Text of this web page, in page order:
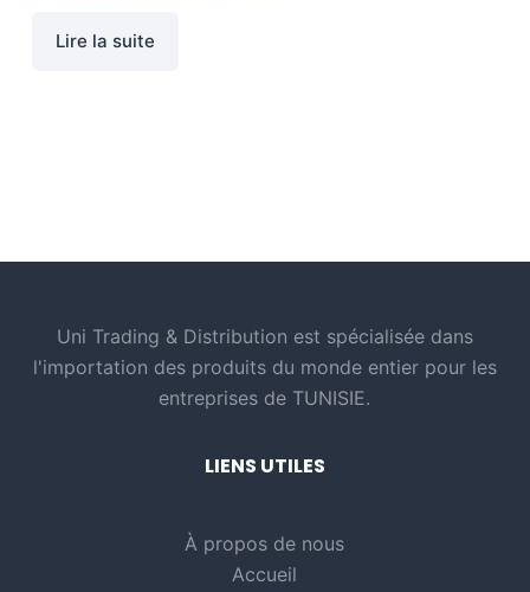
Lire la suite
Uni Trading & Distribution est spécialisée dans
l'importation des produits du monde entier pour les
entreprises de TUNISIE.
LIENS UTILES
À propos de nous
Accueil